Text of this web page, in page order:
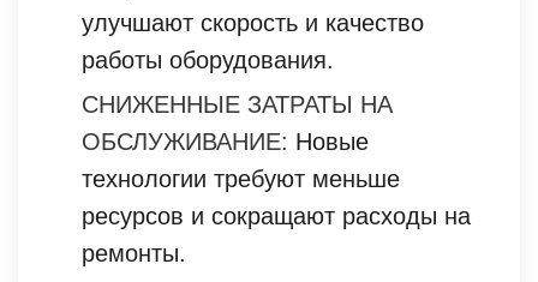
улучшают скорость и качество
работы оборудования.
СНИЖЕННЫЕ ЗАТРАТЫ НА
ОБСЛУЖИВАНИЕ: Новые
технологии требуют меньше
ресурсов и сокращают расходы на
ремонты.